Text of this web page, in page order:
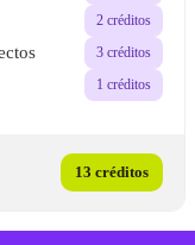
2 créditos
3 créditos
1 créditos
13 créditos